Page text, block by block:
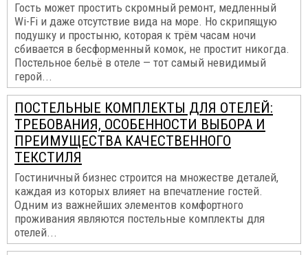
Гость может простить скромный ремонт, медленный
Wi-Fi и даже отсутствие вида на море. Но скрипящую
подушку и простыню, которая к трём часам ночи
сбивается в бесформенный комок, не простит никогда.
Постельное бельё в отеле — тот самый невидимый
герой...
ПОСТЕЛЬНЫЕ КОМПЛЕКТЫ ДЛЯ ОТЕЛЕЙ:
ТРЕБОВАНИЯ, ОСОБЕННОСТИ ВЫБОРА И
ПРЕИМУЩЕСТВА КАЧЕСТВЕННОГО
ТЕКСТИЛЯ
Гостиничный бизнес строится на множестве деталей,
каждая из которых влияет на впечатление гостей.
Одним из важнейших элементов комфортного
проживания являются постельные комплекты для
отелей...